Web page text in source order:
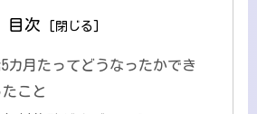
目次
カ月たってどうなったかでき
こと